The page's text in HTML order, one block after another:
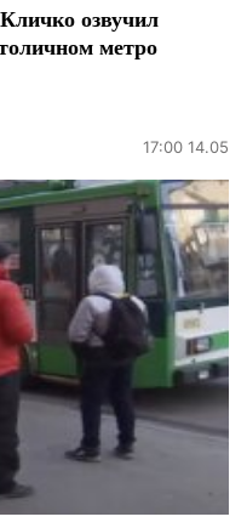
озвучил
метро
17:00 14.05